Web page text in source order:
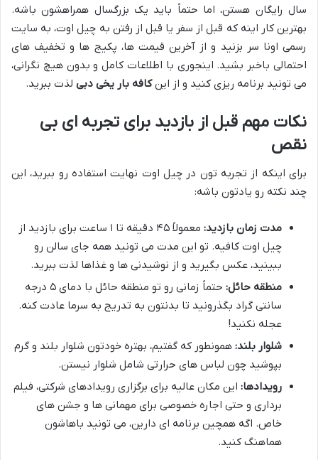
سال رایگان هستن، اما حتماً باید یک بزرگسال همراهشون باشه.
بهترین کار اینه که قبل از سفر یا قبل از رفتن به چیل اوت، به سایت
رسمی اونا سر بزنید و از آخرین قیمت ها، پکیج ها و تخفیف های
احتمالی باخبر بشید. اینجوری با اطلاعات کامل و بدون هیچ نگرانی،
می تونید برنامه ریزی کنید و از اینکافه بار یخی دبی لذت ببرید.
نکات مهم قبل از بازدید برای تجربه ای بی
نقص
برای اینکه از تجربه تون در چیل اوت نهایت استفاده رو ببرید، این
چند نکته رو یادتون باشه:
مدت زمان بازدید:
معمولاً ۴۵ دقیقه تا ۱ ساعت برای بازدید از
چیل اوت کافیه. تو این مدت می تونید همه جای سالن رو
ببینید، عکس بگیرید و از نوشیدنی ها و غذاها لذت ببرید.
منطقه حائل:
حتماً زمانی رو تو منطقه حائل با دمای ۵ درجه
سانتی گراد بگذرونید تا بدنتون به تدریج به سرما عادت کنه.
عجله نکنید!
شلوار بلند: همونطور که گفتیم، بهتره خودتون شلوار بلند و گرم
بپوشید چون لباس های حرارتی شامل شلوار نیستن.
رویدادها: این مکان عالیه برای برگزاری رویدادهای شرکتی، فیلم
برداری و حتی اجاره خصوصی برای مهمانی ها و جشن های
خاص. اگه همچین برنامه ای دارین، می تونید باهاشون
هماهنگ کنید.